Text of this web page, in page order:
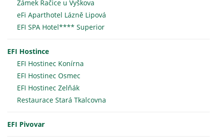
Zámek Račice u Vyškova
eFi Aparthotel Lázně Lipová
EFI SPA Hotel**** Superior
EFI Hostince
EFI Hostinec Konírna
EFI Hostinec Osmec
EFI Hostinec Zelňák
Restaurace Stará Tkalcovna
EFI Pivovar